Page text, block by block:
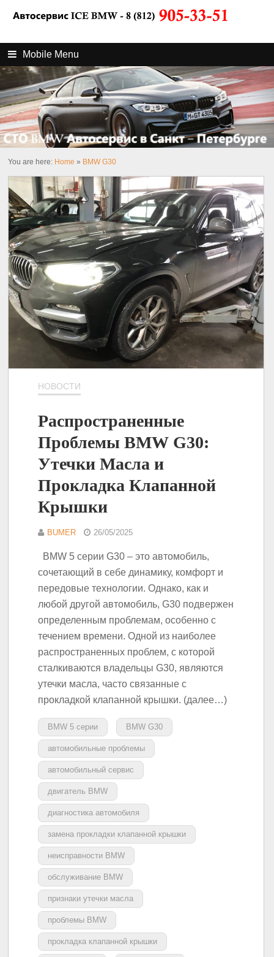
Mobile Menu
You are here: Home » BMW G30
НОВОСТИ
Распространенные
Проблемы BMW G30:
Утечки Масла и
Прокладка Клапанной
Крышки
BUMER 26/05/2025
BMW 5 серии G30 – это автомобиль,
сочетающий в себе динамику, комфорт и
передовые технологии. Однако, как и
любой другой автомобиль, G30 подвержен
определенным проблемам, особенно с
течением времени. Одной из наиболее
распространенных проблем, с которой
сталкиваются владельцы G30, являются
утечки масла, часто связанные с
прокладкой клапанной крышки. (далее…)
BMW 5 серии BMW G30
автомобильные проблемы
автомобильный сервис
двигатель BMW
диагностика автомобиля
замена прокладки клапанной крышки
неисправности BMW
обслуживание BMW
признаки утечки масла
проблемы BMW
прокладка клапанной крышки